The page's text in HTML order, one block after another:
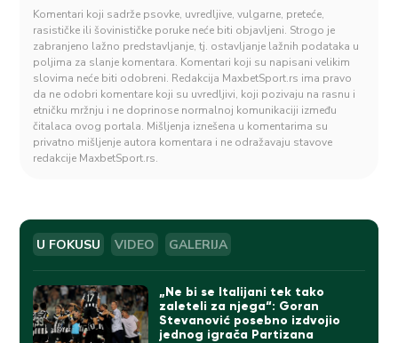
Komentari koji sadrže psovke, uvredljive, vulgarne, preteće,
rasističke ili šovinističke poruke neće biti objavljeni. Strogo je
zabranjeno lažno predstavljanje, tj. ostavljanje lažnih podataka u
poljima za slanje komentara. Komentari koji su napisani velikim
slovima neće biti odobreni. Redakcija MaxbetSport.rs ima pravo
da ne odobri komentare koji su uvredljivi, koji pozivaju na rasnu i
etničku mržnju i ne doprinose normalnoj komunikaciji između
čitalaca ovog portala. Mišljenja iznešena u komentarima su
privatno mišljenje autora komentara i ne odražavaju stavove
redakcije MaxbetSport.rs.
U FOKUSU VIDEO GALERIJA
„Ne bi se Italijani tek tako
zaleteli za njega“: Goran
Stevanović posebno izdvojio
jednog igrača Partizana